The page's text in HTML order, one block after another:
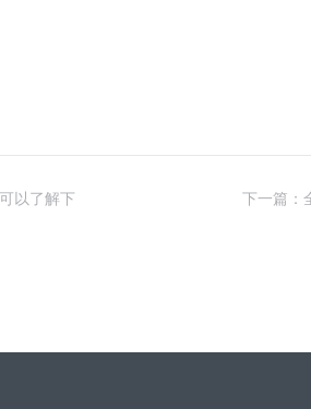
以了解下 下一篇：